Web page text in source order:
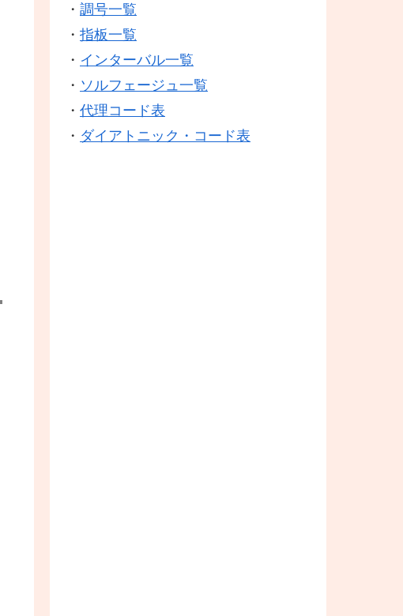
・ 調号一覧
・ 指板一覧
・ インターバル一覧
・ ソルフェージュ一覧
・ 代理コード表
・ ダイアトニック・コード表